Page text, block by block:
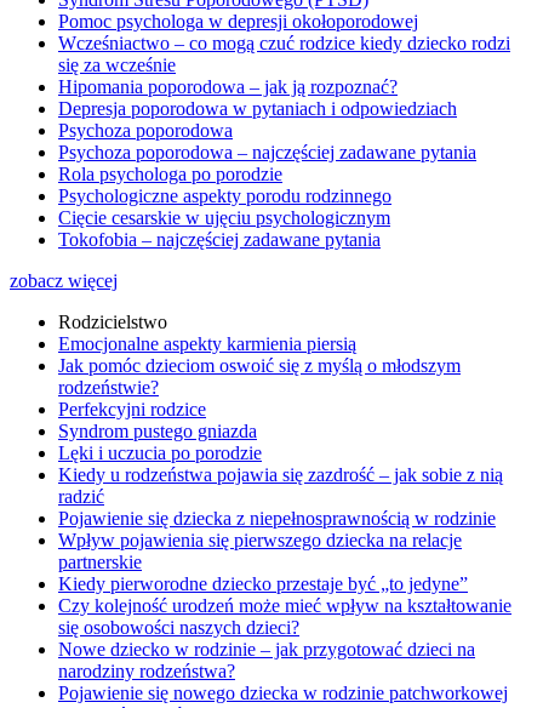
Pomoc psychologa w depresji okołoporodowej
Wcześniactwo – co mogą czuć rodzice kiedy dziecko rodzi
się za wcześnie
Hipomania poporodowa – jak ją rozpoznać?
Depresja poporodowa w pytaniach i odpowiedziach
Psychoza poporodowa
Psychoza poporodowa – najczęściej zadawane pytania
Rola psychologa po porodzie
Psychologiczne aspekty porodu rodzinnego
Cięcie cesarskie w ujęciu psychologicznym
Tokofobia – najczęściej zadawane pytania
zobacz więcej
Rodzicielstwo
Emocjonalne aspekty karmienia piersią
Jak pomóc dzieciom oswoić się z myślą o młodszym
rodzeństwie?
Perfekcyjni rodzice
Syndrom pustego gniazda
Lęki i uczucia po porodzie
Kiedy u rodzeństwa pojawia się zazdrość – jak sobie z nią
radzić
Pojawienie się dziecka z niepełnosprawnością w rodzinie
Wpływ pojawienia się pierwszego dziecka na relacje
partnerskie
Kiedy pierworodne dziecko przestaje być „to jedyne”
Czy kolejność urodzeń może mieć wpływ na kształtowanie
się osobowości naszych dzieci?
Nowe dziecko w rodzinie – jak przygotować dzieci na
narodziny rodzeństwa?
Pojawienie się nowego dziecka w rodzinie patchworkowej